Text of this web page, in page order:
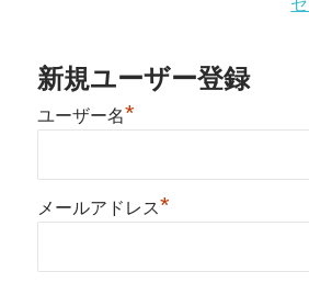
新規ユーザー登録
ユーザー名*
メールアドレス*